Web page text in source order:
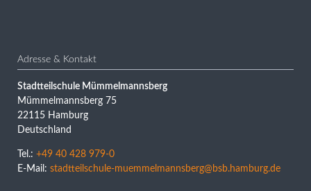
Adresse & Kontakt
Stadtteilschule Mümmelmannsberg
Mümmelmannsberg 75
22115 Hamburg
Deutschland
Tel.: +49 40 428 979-0
E-Mail: stadtteilschule-muemmelmannsberg@bsb.hamburg.de